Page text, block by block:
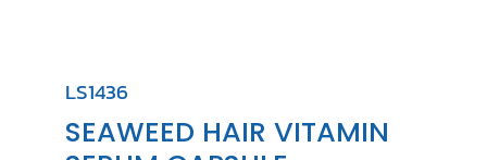
LS1436
SEAWEED HAIR VITAMIN